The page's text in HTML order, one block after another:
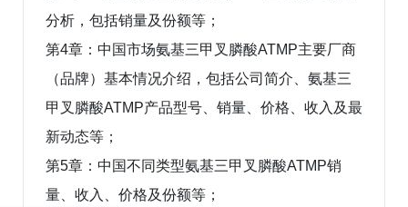
分析，包括销量及份额等；
第4章：中国市场氨基三甲叉膦酸ATMP主要厂商
（品牌）基本情况介绍，包括公司简介、氨基三
甲叉膦酸ATMP产品型号、销量、价格、收入及最
新动态等；
第5章：中国不同类型氨基三甲叉膦酸ATMP销
量、收入、价格及份额等；